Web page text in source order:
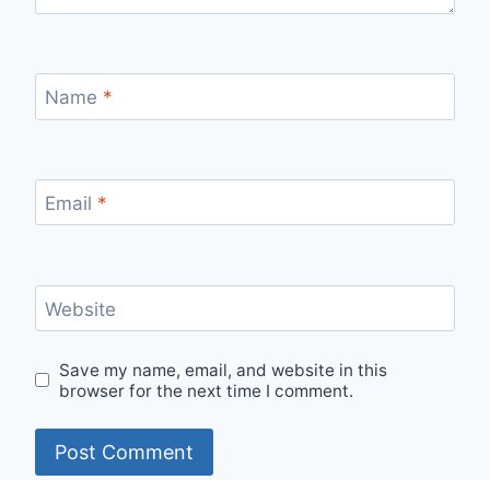
Name *
Email *
Website
Save my name, email, and website in this
browser for the next time I comment.